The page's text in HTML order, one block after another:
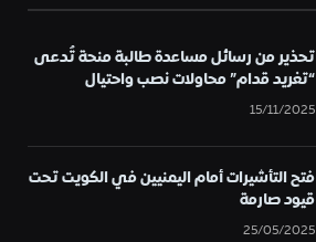
تحذير من رسائل مساعدة طالبة منحة تُدعى
“تغريد قدام” محاولات نصب واحتيال
15/11/2025
فتح التأشيرات أمام اليمنيين في الكويت تحت
قيود صارمة
25/05/2025